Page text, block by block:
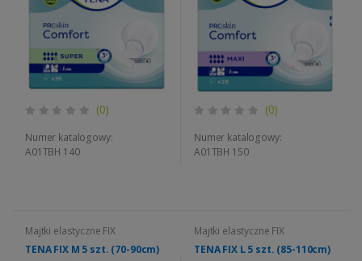
(0)
Numer katalogowy:
A01TBH 140
(0)
Numer katalogowy:
A01TBH 150
Majtki elastyczne FIX
TENA FIX M 5 szt. (70-90cm)
Majtki elastyczne FIX
TENA FIX L 5 szt. (85-110cm)